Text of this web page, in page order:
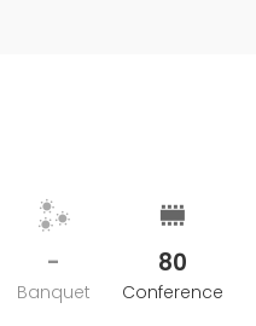
-
Banquet
80
Conference